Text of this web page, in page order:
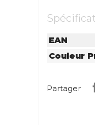
EAN
Couleur
Partager